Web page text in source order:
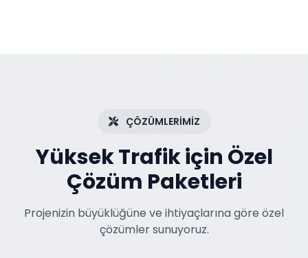
ÇÖZÜMLERİMİZ
Yüksek Trafik için Özel
Çözüm Paketleri
Projenizin büyüklüğüne ve ihtiyaçlarına göre özel
çözümler sunuyoruz.